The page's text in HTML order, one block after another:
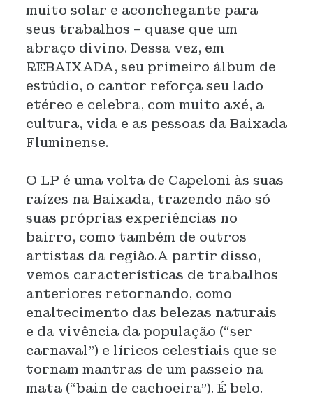
muito solar e aconchegante para
seus trabalhos – quase que um
abraço divino. Dessa vez, em
REBAIXADA, seu primeiro álbum de
estúdio, o cantor reforça seu lado
etéreo e celebra, com muito axé, a
cultura, vida e as pessoas da Baixada
Fluminense.
O LP é uma volta de Capeloni às suas
raízes na Baixada, trazendo não só
suas próprias experiências no
bairro, como também de outros
artistas da região.A partir disso,
vemos características de trabalhos
anteriores retornando, como
enaltecimento das belezas naturais
e da vivência da população (“ser
carnaval”) e líricos celestiais que se
tornam mantras de um passeio na
mata (“bain de cachoeira”). É belo.